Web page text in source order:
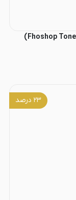
کرم تن آپ گانگ اسکین (Fhoshop Tone Up Gongskin Cream)
۲۳ درصد